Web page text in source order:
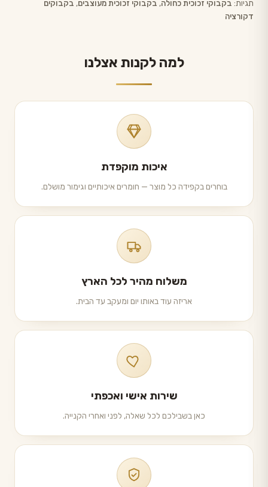
תגיות: בקבוקי זכוכית כחולה, בקבוקי זכוכית מעוצבים, בקבוקים
דקורציה
למה לקנות אצלנו
איכות מוקפדת
בוחרים בקפידה כל מוצר — חומרים איכותיים וגימור מושלם.
משלוח מהיר לכל הארץ
אריזה עוד באותו יום ומעקב עד הבית.
שירות אישי ואכפתי
כאן בשבילכם לכל שאלה, לפני ואחרי הקנייה.